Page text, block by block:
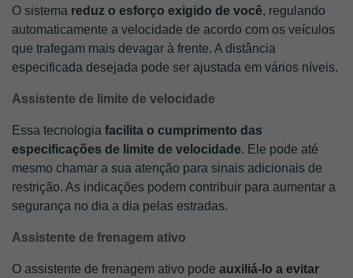
O sistema reduz o esforço exigido de você, regulando
automaticamente a velocidade de acordo com os veículos
que trafegam mais devagar à frente. A distância
especificada desejada pode ser ajustada em vários níveis.
Assistente de limite de velocidade
Essa tecnologia facilita o cumprimento das
especificações de limite de velocidade. Ele pode até
mesmo chamar a sua atenção para sinais adicionais de
restrição. As indicações podem contribuir para aumentar a
segurança no dia a dia pelas estradas.
Assistente de frenagem ativo
O assistente de frenagem ativo pode auxiliá-lo a evitar